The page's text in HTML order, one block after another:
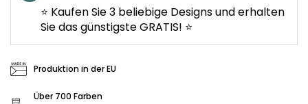
⭐ Kaufen Sie 3 beliebige Designs und erhalten
Sie das günstigste GRATIS! ⭐
Produktion in der EU
Über 700 Farben